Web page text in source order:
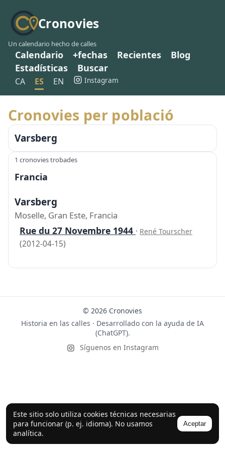
Cronovies
Un calendario hecho de calles
Calendario +fechas Recientes
Blog
Estadísticas
Buscar
CA ES EN Instagram
Este sitio solo utiliza cookies técnicas necesarias
para funcionar (p. ej. idioma). No usamos
analítica.
Aceptar
Cronovies per població
Varsberg
1 cronovies trobades
Francia
Varsberg
Moselle, Gran Este, Francia
Rue du 27 Novembre 1944 · René Tourscher
(2012-04-15)
© 2026 Cronovies
Historia en las calles · Desarrollado con la ayuda de IA
(ChatGPT).
Síguenos en Instagram